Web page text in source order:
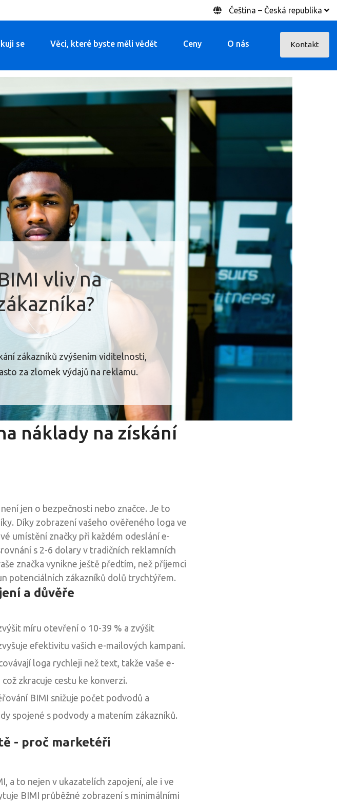
Čeština – Česká republika
se Věci, které byste měli vědět Ceny O nás Kontakt
vliv na
zákazníků zvýšením viditelnosti,
za zlomek výdajů na reklamu.
náklady na získání
jen o bezpečnosti nebo značce. Je to
Díky zobrazení vašeho ověřeného loga ve
umístění značky při každém odeslání e-
s 2-6 dolary v tradičních reklamních
značka vynikne ještě předtím, než příjemci
potenciálních zákazníků dolů trychtýřem.
a důvěře
míru otevření o 10-39 % a zvýšit
efektivitu vašich e-mailových kampaní.
loga rychleji než text, takže vaše e-
zkracuje cestu ke konverzi.
BIMI snižuje počet podvodů a
spojené s podvody a matením zákazníků.
- proč marketéři
a to nejen v ukazatelích zapojení, ale i ve
BIMI průběžné zobrazení s minimálními